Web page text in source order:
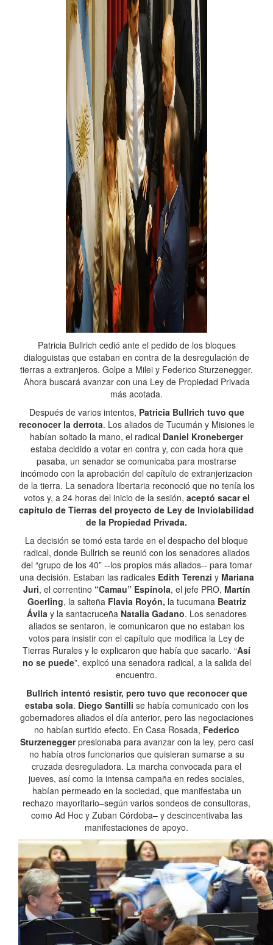
Patricia Bullrich cedió ante el pedido de los bloques
dialoguistas que estaban en contra de la desregulación de
tierras a extranjeros. Golpe a Milei y Federico Sturzenegger.
Ahora buscará avanzar con una Ley de Propiedad Privada
más acotada.
Después de varios intentos, Patricia Bullrich tuvo que
reconocer la derrota. Los aliados de Tucumán y Misiones le
habían soltado la mano, el radical Daniel Kroneberger
estaba decidido a votar en contra y, con cada hora que
pasaba, un senador se comunicaba para mostrarse
incómodo con la aprobación del capítulo de extranjerizacion
de la tierra. La senadora libertaria reconoció que no tenía los
votos y, a 24 horas del inicio de la sesión, aceptó sacar el
capítulo de Tierras del proyecto de Ley de Inviolabilidad
de la Propiedad Privada.
La decisión se tomó esta tarde en el despacho del bloque
radical, donde Bullrich se reunió con los senadores aliados
del “grupo de los 40” --los propios más aliados-- para tomar
una decisión. Estaban las radicales Edith Terenzi y Mariana
Juri, el correntino “Camau” Espínola, el jefe PRO, Martín
Goerling, la salteña Flavia Royón, la tucumana Beatriz
Ávilay la santacruceñaNatalia Gadano. Los senadores
aliados se sentaron, le comunicaron que no estaban los
votos para insistir con el capítulo que modifica la Ley de
Tierras Rurales y le explicaron que había que sacarlo. “Así
no se puede”, explicó una senadora radical, a la salida del
encuentro.
Bullrich intentó resistir, pero tuvo que reconocer que
estaba sola. Diego Santilli se había comunicado con los
gobernadores aliados el día anterior, pero las negociaciones
no habían surtido efecto. En Casa Rosada, Federico
Sturzeneggerpresionaba para avanzar con la ley, pero casi
no había otros funcionarios que quisieran sumarse a su
cruzada desreguladora. La marcha convocada para el
jueves, así como la intensa campaña en redes sociales,
habían permeado en la sociedad, que manifestaba un
rechazo mayoritario–según varios sondeos de consultoras,
como Ad Hoc y Zuban Córdoba– y descincentivaba las
manifestaciones de apoyo.